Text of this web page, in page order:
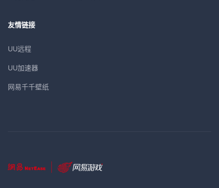
友情链接
UU远程
UU加速器
网易千千壁纸